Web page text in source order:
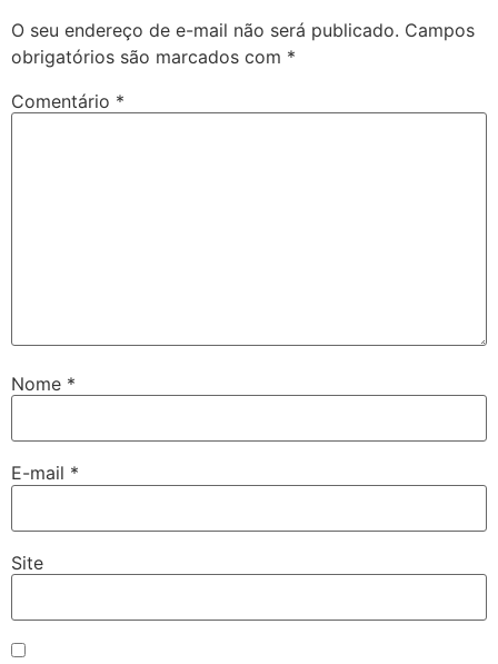
O seu endereço de e-mail não será publicado. Campos
obrigatórios são marcados com *
Comentário *
Nome *
E-mail *
Site